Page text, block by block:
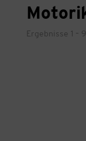
Ergebnisse 1 –